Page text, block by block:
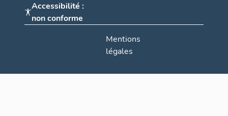
Accessibilité :
non conforme
Mentions
légales